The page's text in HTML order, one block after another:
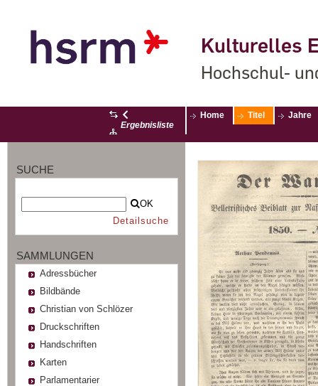
Kulturelles
Hochschul-
Ergebnisliste
Home Titel Jahre
SUCHE
OK
Detailsuche
SAMMLUNGEN
Adressbücher
Bildbände
Christian von Schlözer
Druckschriften
Handschriften
Karten
Parlamentarier